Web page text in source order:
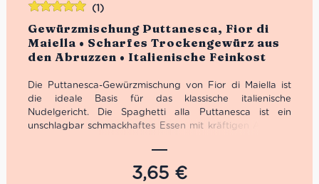
Gewürzmischung Puttanesca, Fior di
Maiella • Scharfes Trockengewürz aus
den Abruzzen • Italienische Feinkost
(1)
Die Puttanesca-Gewürzmischung von Fior di Maiella ist
die ideale Basis für das klassische italienische
Nudelgericht. Die Spaghetti alla Puttanesca ist ein
unschlagbar schmackhaftes Essen mit kräftigen Aromen,
3,65 €
Bewertet
mit5.00von
5